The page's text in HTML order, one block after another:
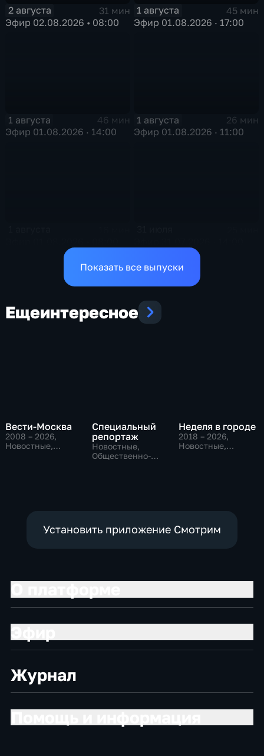
2 августа
31 мин
Эфир 02.08.2026 • 08:00
1 августа
45 мин
Эфир 01.08.2026 · 17:00
1 августа
46 мин
Эфир 01.08.2026 · 14:00
1 августа
26 мин
Эфир 01.08.2026 · 11:00
Показать все выпуски
Ещеинтересное
Вести-Москва
2008 – 2026,
Новостные,
Специальный
репортаж
Новостные,
Общественно-
Неделя в городе
2018 – 2026,
Новостные,
Установить приложение Смотрим
Журнал